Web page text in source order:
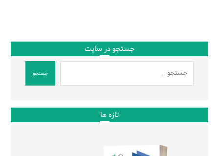
جستجو در سایت
جستجو
تازه ها